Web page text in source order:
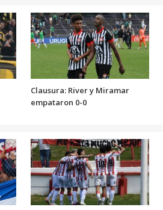
Clausura: River y Miramar
empataron 0-0